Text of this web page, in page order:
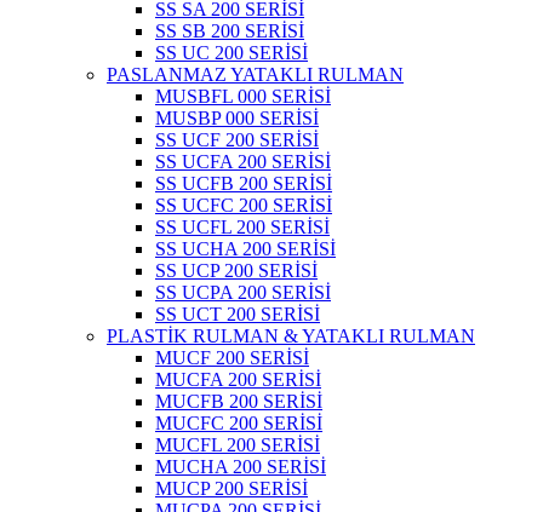
SS SA 200 SERİSİ
SS SB 200 SERİSİ
SS UC 200 SERİSİ
PASLANMAZ YATAKLI RULMAN
MUSBFL 000 SERİSİ
MUSBP 000 SERİSİ
SS UCF 200 SERİSİ
SS UCFA 200 SERİSİ
SS UCFB 200 SERİSİ
SS UCFC 200 SERİSİ
SS UCFL 200 SERİSİ
SS UCHA 200 SERİSİ
SS UCP 200 SERİSİ
SS UCPA 200 SERİSİ
SS UCT 200 SERİSİ
PLASTİK RULMAN & YATAKLI RULMAN
MUCF 200 SERİSİ
MUCFA 200 SERİSİ
MUCFB 200 SERİSİ
MUCFC 200 SERİSİ
MUCFL 200 SERİSİ
MUCHA 200 SERİSİ
MUCP 200 SERİSİ